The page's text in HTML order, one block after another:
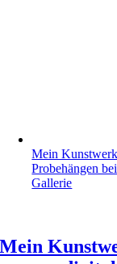
Mein
Probehängen
Gallerie
Mein